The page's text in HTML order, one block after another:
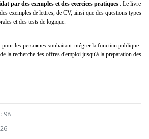
par des exemples et des exercices pratiques : Le livre
exemples de lettres, de CV, ainsi que des questions types
et des tests de logique.
les personnes souhaitant intégrer la fonction publique
la recherche des offres d'emploi jusqu'à la préparation des
98